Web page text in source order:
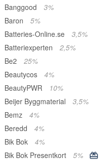
Banggood
3%
Baron
5%
Batteries-Online.se
3,5%
Batteriexperten
2,5%
Be2
25%
Beautycos
4%
BeautyPWR
10%
Beijer Byggmaterial
3,5%
Bemz
4%
Beredd
4%
Bik Bok
4%
Bik Bok Presentkort
5%